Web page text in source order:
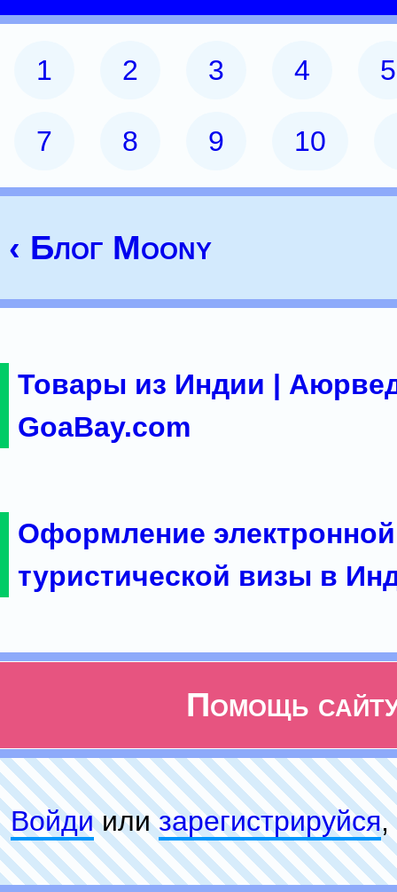
1 2 3 4 5
7 8 9 10
‹ Блог Moony
Товары из Индии |
GoaBay.com
Оформление электронной
туристической визы в
Помощь
Войдиилизарeгиcтpируйся,